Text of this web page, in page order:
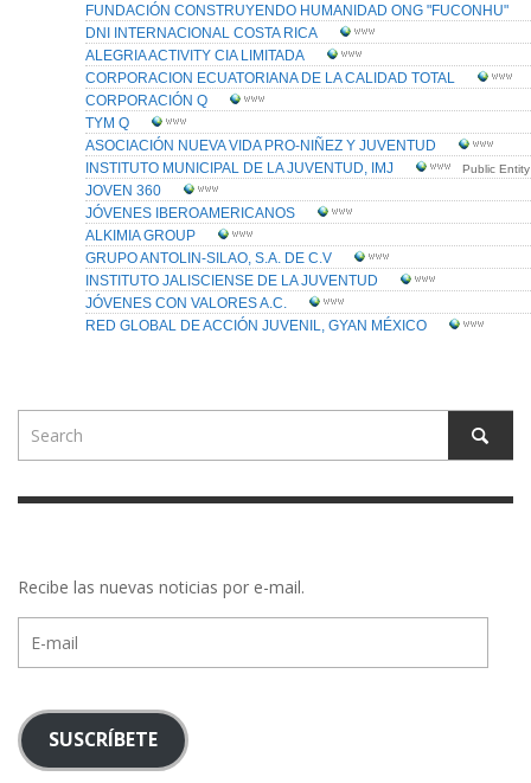
Recibe las nuevas noticias por e-mail.
mail
SUSCRÍBETE